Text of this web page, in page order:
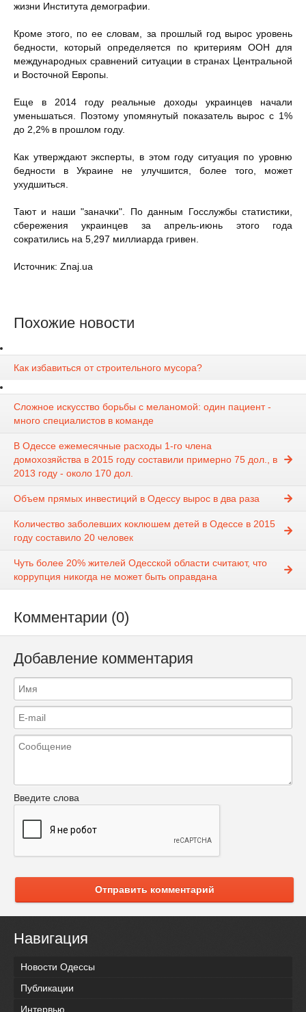
жизни Института демографии.
Кроме этого, по ее словам, за прошлый год вырос уровень
бедности, который определяется по критериям ООН для
международных сравнений ситуации в странах Центральной
и Восточной Европы.
Еще в 2014 году реальные доходы украинцев начали
уменьшаться. Поэтому упомянутый показатель вырос с 1%
до 2,2% в прошлом году.
Как утверждают эксперты, в этом году ситуация по уровню
бедности в Украине не улучшится, более того, может
ухудшиться.
Тают и наши "заначки". По данным Госслужбы статистики,
сбережения украинцев за апрель-июнь этого года
сократились на 5,297 миллиарда гривен.
Источник: Znaj.ua
Похожие новости
Как избавиться от строительного мусора?
Сложное искусство борьбы с меланомой: один пациент -
много специалистов в команде
В Одессе ежемесячные расходы 1-го члена
домохозяйства в 2015 году составили примерно 75 дол., в
2013 году - около 170 дол.
Объем прямых инвестиций в Одессу вырос в два раза
Количество заболевших коклюшем детей в Одессе в 2015
году составило 20 человек
Чуть более 20% жителей Одесской области считают, что
коррупция никогда не может быть оправдана
Комментарии (0)
Добавление комментария
Введите слова
Отправить комментарий
Навигация
Новости Одессы
Публикации
Интервью